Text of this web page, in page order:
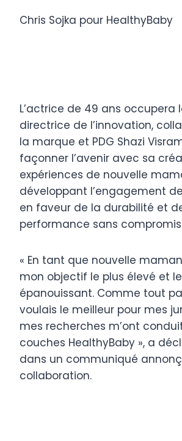
Chris Sojka pour HealthyBaby
L’actrice de 49 ans occupera
directrice de l’innovation,
la marque et PDG Shazi
façonner l’avenir avec sa
expériences de nouvelle
développant l’engagement
en faveur de la durabilité et
performance sans
« En tant que nouvelle
mon objectif le plus élevé et
épanouissant. Comme tout
voulais le meilleur pour mes
mes recherches m’ont
couches HealthyBaby », a
dans un communiqué
collaboration.